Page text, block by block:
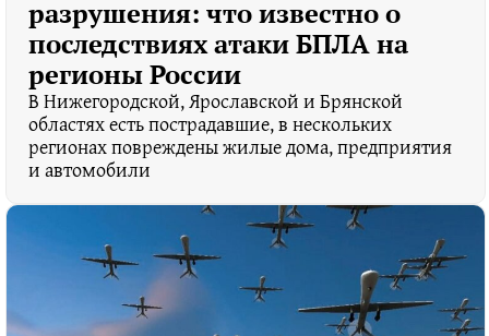
разрушения: что известно о
последствиях атаки БПЛА на
регионы России
В Нижегородской, Ярославской и Брянской
областях есть пострадавшие, в нескольких
регионах повреждены жилые дома, предприятия
и автомобили